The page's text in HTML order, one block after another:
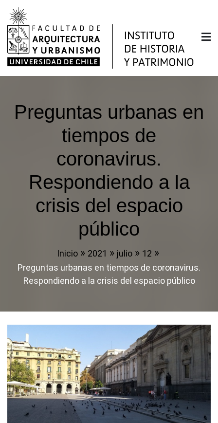
Saltar
contenido
Instituto de Historia y
Patrimonio
Facultad de Arquitectura y Urbanismo de la
Preguntas urbanas en
tiempos de
coronavirus.
Respondiendo a la
crisis del espacio
público
Inicio 2021 julio
12
Preguntas urbanas en tiempos de coronavirus.
Respondiendo a la crisis del espacio público